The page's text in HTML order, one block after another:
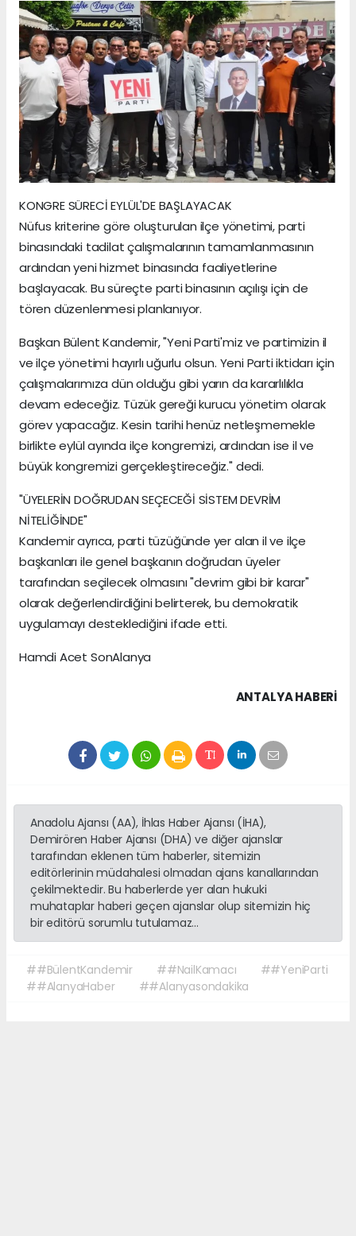
KONGRE SÜRECİ EYLÜL'DE BAŞLAYACAK
Nüfus kriterine göre oluşturulan ilçe yönetimi, parti
binasındaki tadilat çalışmalarının tamamlanmasının
ardından yeni hizmet binasında faaliyetlerine
başlayacak. Bu süreçte parti binasının açılışı için de
tören düzenlenmesi planlanıyor.
Başkan Bülent Kandemir, "Yeni Parti'miz ve partimizin il
ve ilçe yönetimi hayırlı uğurlu olsun. Yeni Parti iktidarı için
çalışmalarımıza dün olduğu gibi yarın da kararlılıkla
devam edeceğiz. Tüzük gereği kurucu yönetim olarak
görev yapacağız. Kesin tarihi henüz netleşmemekle
birlikte eylül ayında ilçe kongremizi, ardından ise il ve
büyük kongremizi gerçekleştireceğiz." dedi.
"ÜYELERİN DOĞRUDAN SEÇECEĞİ SİSTEM DEVRİM
NİTELİĞİNDE"
Kandemir ayrıca, parti tüzüğünde yer alan il ve ilçe
başkanları ile genel başkanın doğrudan üyeler
tarafından seçilecek olmasını "devrim gibi bir karar"
olarak değerlendirdiğini belirterek, bu demokratik
uygulamayı desteklediğini ifade etti.
Hamdi Acet SonAlanya
ANTALYA HABERİ
Anadolu Ajansı (AA), İhlas Haber Ajansı (İHA),
Demirören Haber Ajansı (DHA) ve diğer ajanslar
tarafından eklenen tüm haberler, sitemizin
editörlerinin müdahalesi olmadan ajans kanallarından
çekilmektedir. Bu haberlerde yer alan hukuki
muhataplar haberi geçen ajanslar olup sitemizin hiç
bir editörü sorumlu tutulamaz...
##BülentKandemir ##NailKamacı
##YeniParti
##AlanyaHaber
##Alanyasondakika